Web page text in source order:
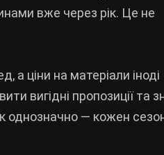
вже через рік. Це не
а ціни на матеріали іноді
вигідні пропозиції та
однозначно — кожен